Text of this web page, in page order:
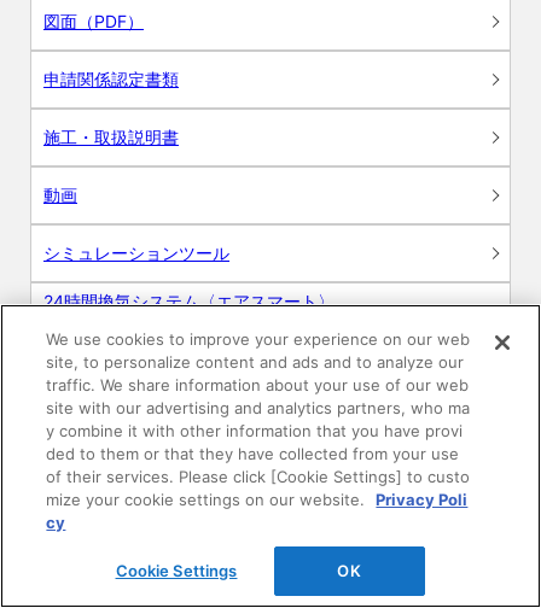
図面（PDF）
申請関係認定書類
施工・取扱説明書
動画
シミュレーションツール
24時間換気システム〈エアスマート〉
R&Dセンター環境測定・分析サービス
商品マスター申し込み
We use cookies to improve your experience on our web
site, to personalize content and ads and to analyze our
traffic. We share information about your use of our web
site with our advertising and analytics partners, who ma
y combine it with other information that you have provi
ded to them or that they have collected from your use
of their services. Please click [Cookie Settings] to custo
mize your cookie settings on our website.
Privacy Poli
cy
Cookie Settings OK